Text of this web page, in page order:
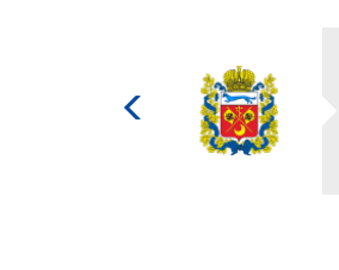
культуры
Российской